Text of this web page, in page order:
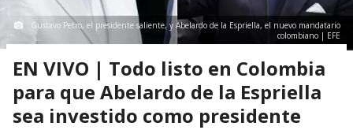
Gustavo Petro, el presidente saliente, y Abelardo de la Espriella, el nuevo mandatario
colombiano | EFE
EN VIVO | Todo listo en Colombia
para que Abelardo de la Espriella
sea investido como presidente